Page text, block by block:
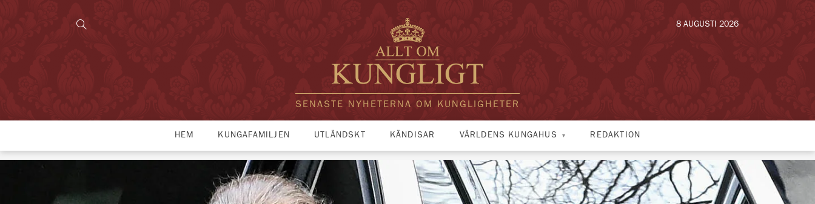
SENASTE NYHETERNA OM KUNGLIGHETER
8 AUGUSTI 2026
HEM KUNGAFAMILJEN UTLÄNDSKT KÄNDISAR VÄRLDENS KUNGAHUS REDAKTION